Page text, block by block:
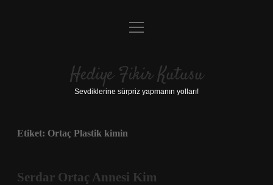
Anasayfa
Yasal Uyarı
menüyü
Hediye Fikir Kutusu
Sevdiklerine sürpriz yapmanın yolları!
Etiket: Ortaç Plastik kimin
Serdar Ortaç Annesi Kim